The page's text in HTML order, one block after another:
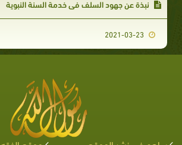
نبذة عن جهود السلف في خدمة السنة النبوية